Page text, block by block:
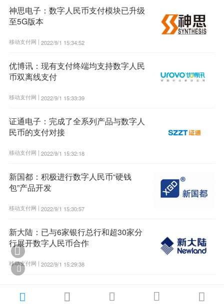
神思电子：数字人民币支付模块已升级
至5G版本
移动支付网 | 2022/9/1 15:34:52
优博讯：现有支付终端均支持数字人民
币双离线支付
移动支付网 | 2022/9/1 15:33:39
证通电子：完成了全系列产品与数字人
民币的支付对接
移动支付网 | 2022/9/1 15:32:18
新国都：积极进行数字人民币“硬钱
包”产品开发
移动支付网 | 2022/9/1 15:30:57
新大陆：已与6家银行总行和超30家分
行展开数字人民币合作
移动支付网 | 2022/9/1 15:29:38
    

